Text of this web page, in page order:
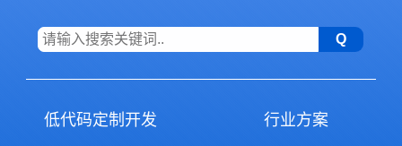
低代码定制开发 行业方案